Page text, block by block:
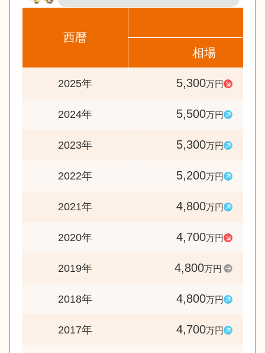
西暦
相場
2025年 5,300万円
2024年 5,500万円
2023年 5,300万円
2022年 5,200万円
2021年 4,800万円
2020年 4,700万円
2019年 4,800万円
2018年 4,800万円
2017年 4,700万円